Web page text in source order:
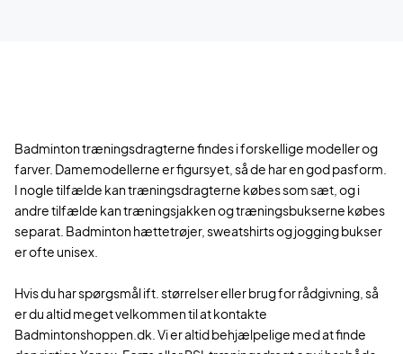
Badminton træningsdragterne findes i forskellige modeller og
farver. Damemodellerne er figursyet, så de har en god pasform.
I nogle tilfælde kan træningsdragterne købes som sæt, og i
andre tilfælde kan træningsjakken og træningsbukserne købes
separat. Badminton hættetrøjer, sweatshirts og jogging bukser
er ofte unisex.
Hvis du har spørgsmål ift. størrelser eller brug for rådgivning, så
er du altid meget velkommen til at kontakte
Badmintonshoppen.dk. Vi er altid behjælpelige med at finde